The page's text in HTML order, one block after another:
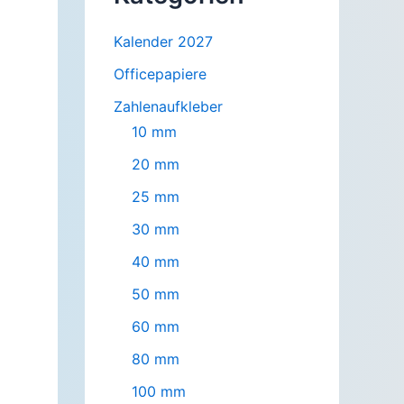
Kalender 2027
Officepapiere
Zahlenaufkleber
10 mm
20 mm
25 mm
30 mm
40 mm
50 mm
60 mm
80 mm
100 mm